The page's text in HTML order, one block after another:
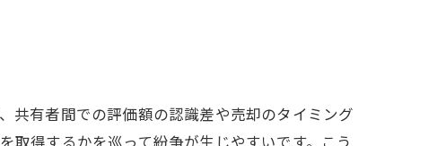
共有者間での評価額の認識差や売却のタイミング